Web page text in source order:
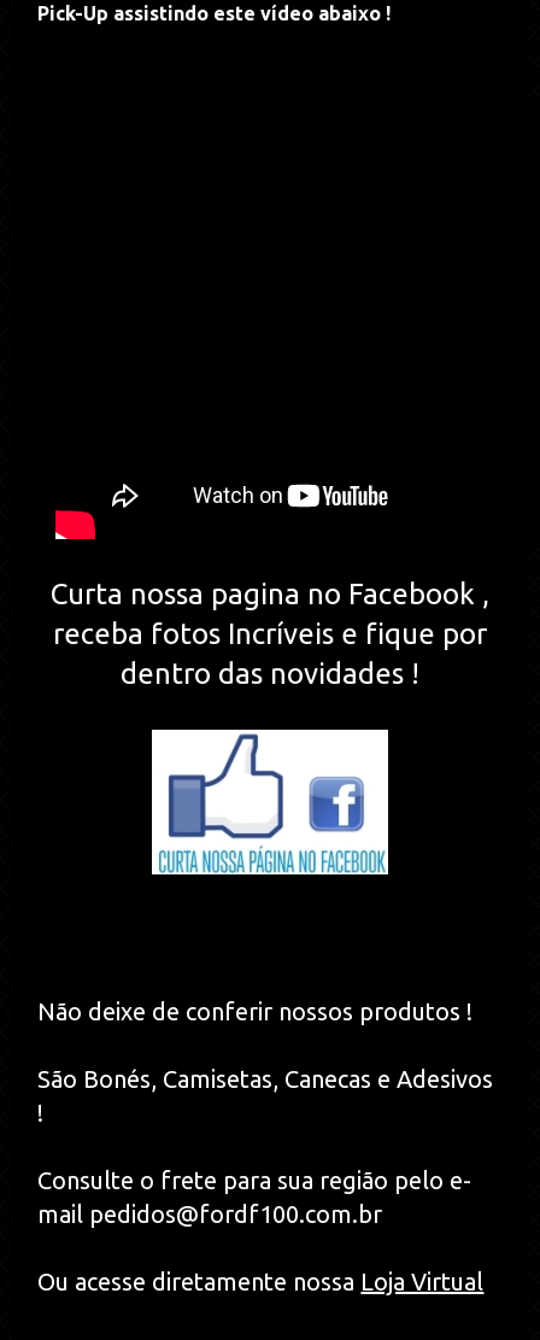
Pick-Up assistindo este vídeo abaixo !
Curta nossa pagina no Facebook ,
receba fotos Incríveis e fique por
dentro das novidades !
Não deixe de conferir nossos produtos !
São Bonés, Camisetas, Canecas e Adesivos
!
Consulte o frete para sua região pelo e-
mail pedidos@fordf100.com.br
Ou acesse diretamente nossa Loja Virtual